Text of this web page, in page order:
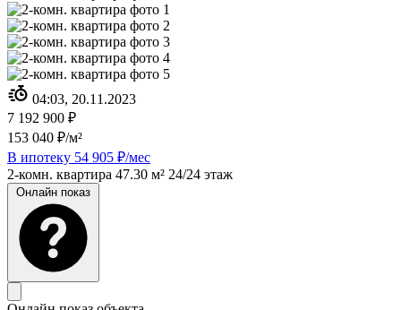
04:03, 20.11.2023
7 192 900 ₽
153 040 ₽/м²
В ипотеку 54 905 ₽/мес
2-комн. квартира 47.30 м² 24/24 этаж
Онлайн показ